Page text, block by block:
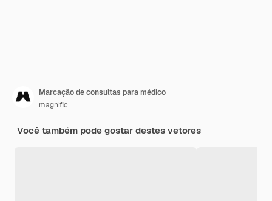
Marcação de consultas para médico
magnific
Você também pode gostar destes vetores